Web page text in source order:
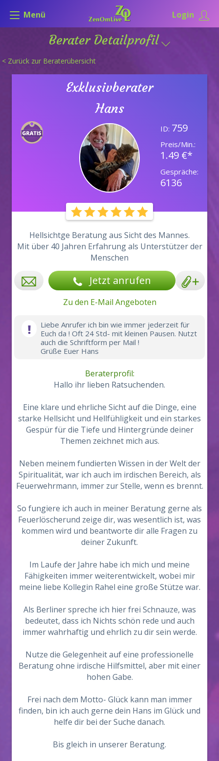
Menü Login
Berater Detailprofil
< Zurück zur Beraterübersicht
Exklusivberater
Hans
ID: 759
Preis/Min.:
1.49 €*
Gespräche:
6136
Hellsichtge Beratung aus Sicht des Mannes.
Mit über 40 Jahren Erfahrung als Unterstützer der
Menschen
Jetzt anrufen
Zu den E-Mail Angeboten
Liebe Anrufer ich bin wie immer jederzeit für
Euch da ! Oft 24 Std- mit kleinen Pausen. Nutzt
auch die Schriftform per Mail !
Grüße Euer Hans
Beraterprofil:
Hallo ihr lieben Ratsuchenden.
Eine klare und ehrliche Sicht auf die Dinge, eine
starke Hellsicht und Hellfühligkeit und ein starkes
Gespür für die Tiefe und Hintergründe deiner
Themen zeichnet mich aus.
Neben meinem fundierten Wissen in der Welt der
Spiritualität, war ich auch im irdischen Bereich, als
Feuerwehrmann, immer zur Stelle, wenn es brennt.
So fungiere ich auch in meiner Beratung gerne als
Feuerlöscherund zeige dir, was wesentlich ist, was
kommen wird und beantworte dir alle Fragen zu
deiner Zukunft.
Im Laufe der Jahre habe ich mich und meine
Fähigkeiten immer weiterentwickelt, wobei mir
meine liebe Kollegin Rahel eine große Stütze war.
Als Berliner spreche ich hier frei Schnauze, was
bedeutet, dass ich Nichts schön rede und auch
immer wahrhaftig und ehrlich zu dir sein werde.
Nutze die Gelegenheit auf eine professionelle
Beratung ohne irdische Hilfsmittel, aber mit einer
hohen Gabe.
Frei nach dem Motto- Glück kann man immer
finden, bin ich auch gerne dein Hans im Glück und
helfe dir bei der Suche danach.
Bis gleich in unserer Beratung.